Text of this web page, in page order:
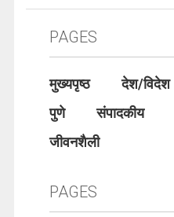
PAGES
मुख्यपृष्ठ देश/विदेश
पुणे
संपादकीय
जीवनशैली
PAGES